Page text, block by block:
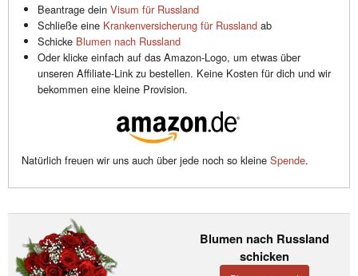
Beantrage dein Visum für Russland
Schließe eine Krankenversicherung für Russland ab
Schicke Blumen nach Russland
Oder klicke einfach auf das Amazon-Logo, um etwas über
unseren Affiliate-Link zu bestellen. Keine Kosten für dich und wir
bekommen eine kleine Provision.
Natürlich freuen wir uns auch über jede noch so kleine Spende.
Blumen nach Russland
schicken